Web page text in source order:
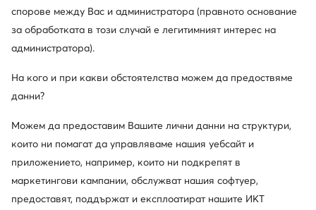
Сникърси · Розов
Актуална цена
70,99€
Редовна цена
Най-ниска цена
Актуална цена
77,99€
спорове между Вас и администратора (правното основание
за обработката в този случай е легитимният интерес на
администратора).
На кого и при какви обстоятелства можем да предоствяме
данни?
Можем да предоставим Вашите лични данни на структури,
които ни помагат да управляваме нашия уебсайт и
приложението, например, които ни подкрепят в
маркетингови кампании, обслужват нашия софтуер,
предоставят, поддържат и експлоатират нашите ИКТ